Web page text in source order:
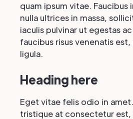
quam ipsum vitae. Faucibus
nulla ultrices in massa,
iaculis pulvinar ut egestas
faucibus risus venenatis
ligula.
Heading here
Eget vitae felis odio in
tristique at consectetur est,